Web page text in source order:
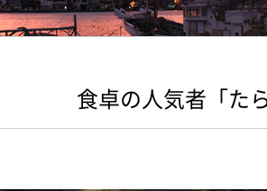
食卓の人気者「た